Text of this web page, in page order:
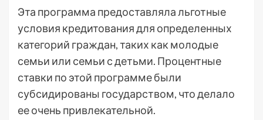
Эта программа предоставляла льготные
условия кредитования для определенных
категорий граждан, таких как молодые
семьи или семьи с детьми. Процентные
ставки по этой программе были
субсидированы государством, что делало
ее очень привлекательной.